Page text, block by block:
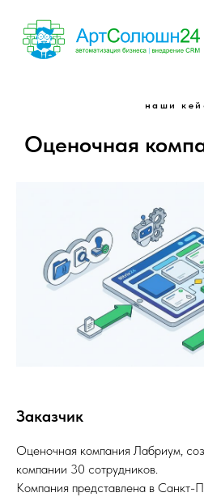
наши
Оценочная
Заказчик
Оценочная компания Лабриум,
компании 30 сотрудников.
Компания представлена в Санкт-